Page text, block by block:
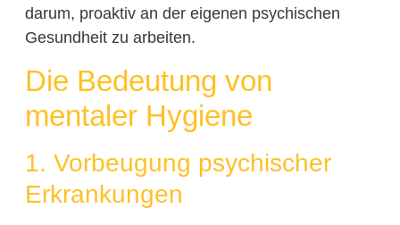
darum, proaktiv an der eigenen psychischen
Gesundheit zu arbeiten.
Die Bedeutung von
mentaler Hygiene
1. Vorbeugung psychischer
Erkrankungen